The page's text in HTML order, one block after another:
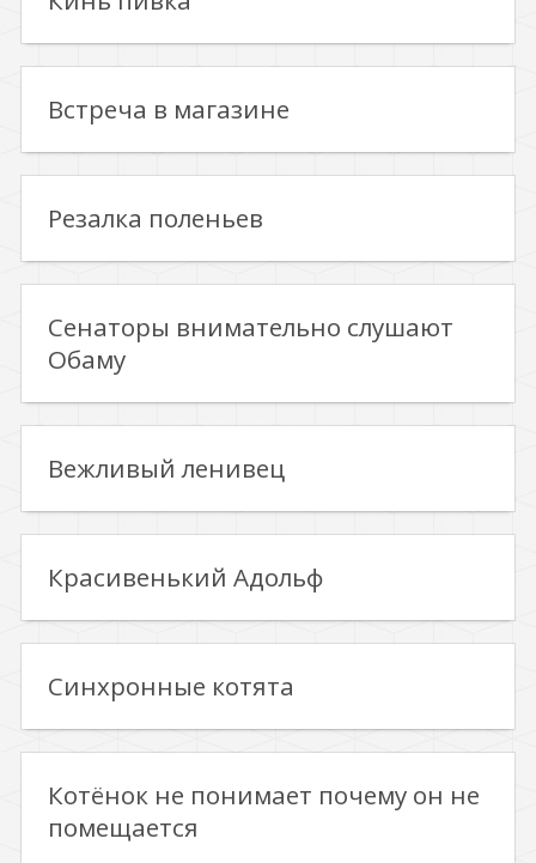
Встреча в магазине
Резалка поленьев
Сенаторы внимательно слушают
Обаму
Вежливый ленивец
Красивенький Адольф
Синхронные котята
Котёнок не понимает почему он не
помещается